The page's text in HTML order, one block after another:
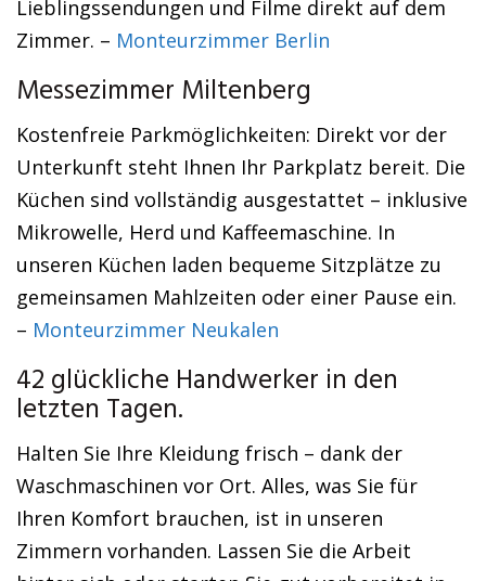
Lieblingssendungen und Filme direkt auf dem
Zimmer. – Monteurzimmer Berlin
Messezimmer Miltenberg
Kostenfreie Parkmöglichkeiten: Direkt vor der
Unterkunft steht Ihnen Ihr Parkplatz bereit. Die
Küchen sind vollständig ausgestattet – inklusive
Mikrowelle, Herd und Kaffeemaschine. In
unseren Küchen laden bequeme Sitzplätze zu
gemeinsamen Mahlzeiten oder einer Pause ein.
– Monteurzimmer Neukalen
42 glückliche Handwerker in den
letzten Tagen.
Halten Sie Ihre Kleidung frisch – dank der
Waschmaschinen vor Ort. Alles, was Sie für
Ihren Komfort brauchen, ist in unseren
Zimmern vorhanden. Lassen Sie die Arbeit